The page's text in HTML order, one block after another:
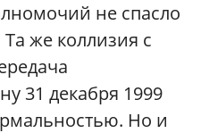
не спасло
Та же коллизия с
31 декабря 1999
Но и